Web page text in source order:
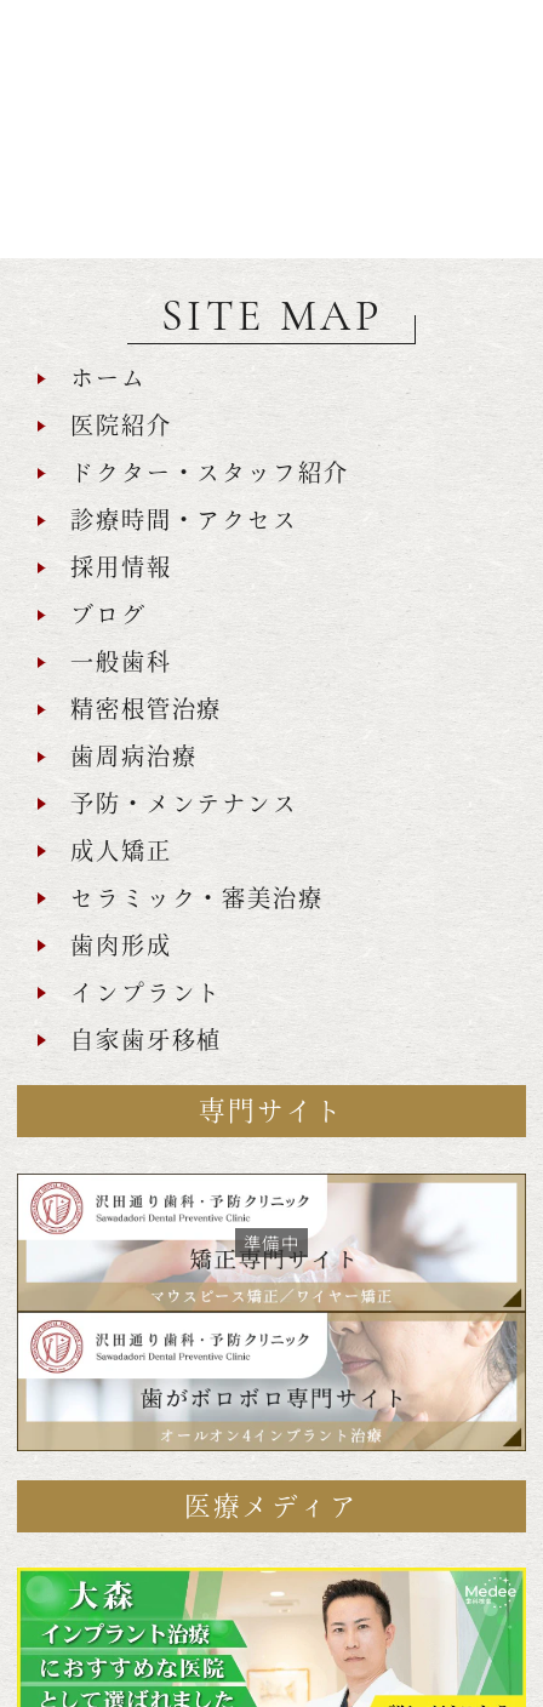
SITE MAP
ホーム
医院紹介
ドクター・スタッフ紹介
診療時間・アクセス
採用情報
ブログ
一般歯科
精密根管治療
歯周病治療
予防・メンテナンス
成人矯正
セラミック・審美治療
歯肉形成
インプラント
自家歯牙移植
専門サイト
医療メディア